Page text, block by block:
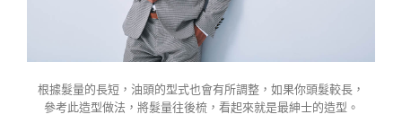
根據髮量的長短，油頭的型式也會有所調整，如果你頭髮較長，
參考此造型做法，將髮量往後梳，看起來就是最紳士的造型。